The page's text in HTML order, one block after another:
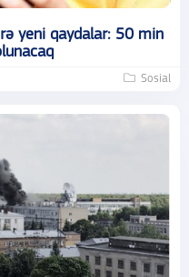
yeni qaydalar: 50 min
Sosial